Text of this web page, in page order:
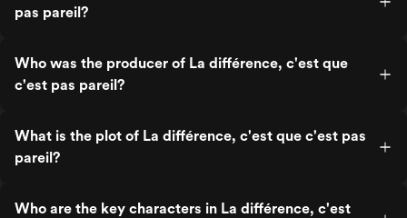
pas pareil?
Who was the producer of La différence, c'est que
c'est pas pareil?
What is the plot of La différence, c'est que c'est pas
pareil?
Who are the key characters in La différence, c'est